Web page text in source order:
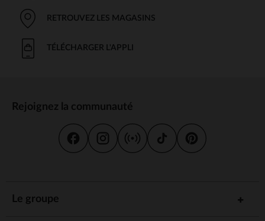
RETROUVEZ LES MAGASINS
TÉLÉCHARGER L'APPLI
Rejoignez la communauté
Le groupe